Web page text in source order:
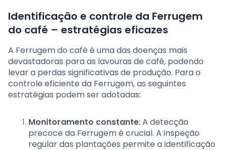
Identificação e controle da Ferrugem
do café – estratégias eficazes
A Ferrugem do café é uma das doenças mais
devastadoras para as lavouras de café, podendo
levar a perdas significativas de produção. Para o
controle eficiente da Ferrugem, as seguintes
estratégias podem ser adotadas:
Monitoramento constante: A detecção
precoce da Ferrugem é crucial. A inspeção
regular das plantações permite a identificação